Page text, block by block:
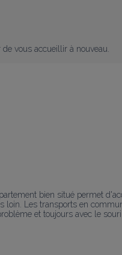
vous accueillir à nouveau.
bien situé permet
loin. Les transports en
et toujours avec le